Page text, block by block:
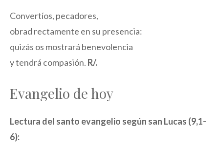
Convertíos, pecadores,
obrad rectamente en su presencia:
quizás os mostrará benevolencia
y tendrá compasión. R/.
Evangelio de hoy
Lectura del santo evangelio según san Lucas (9,1-
6):